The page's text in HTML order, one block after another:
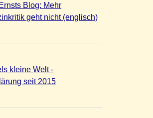
Blog: Mehr
geht nicht (englisch)
kleine Welt -
seit 2015